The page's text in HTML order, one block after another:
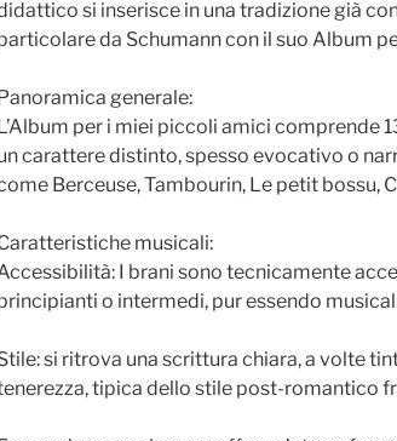
si inserisce in una tradizione già
da Schumann con il suo Album
generale:
per i miei piccoli amici comprende
carattere distinto, spesso evocativo o
Berceuse, Tambourin, Le petit bossu,
musicali:
I brani sono tecnicamente
o intermedi, pur essendo
si ritrova una scrittura chiara, a volte
tipica dello stile post-romantico